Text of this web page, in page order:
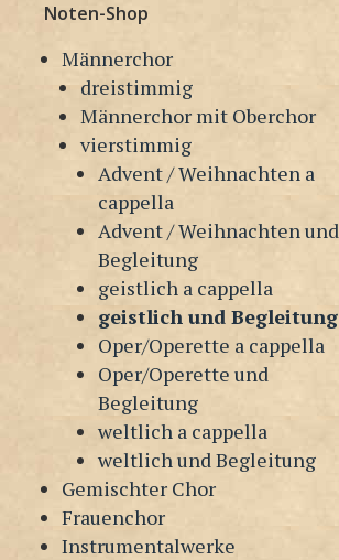
Inhalt
springen
Noten-Shop
Männerchor
dreistimmig
Männerchor mit Oberchor
vierstimmig
Advent / Weihnachten a
cappella
Advent / Weihnachten und
Begleitung
geistlich a cappella
geistlich und Begleitung
Oper/Operette a cappella
Oper/Operette und
Begleitung
weltlich a cappella
weltlich und Begleitung
Gemischter Chor
Frauenchor
Instrumentalwerke